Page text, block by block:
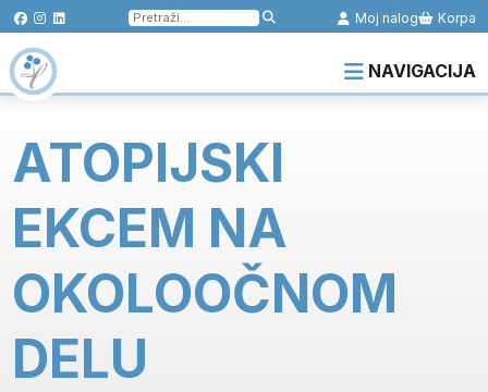
Pretraga
za:
Moj nalog Korpa
NAVIGACIJA
ATOPIJSKI
EKCEM NA
OKOLOOČNOM
DELU